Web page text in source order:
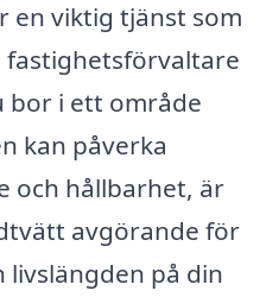
en viktig tjänst som
fastighetsförvaltare
bor i ett område
kan påverka
och hållbarhet, är
avgörande för
på din